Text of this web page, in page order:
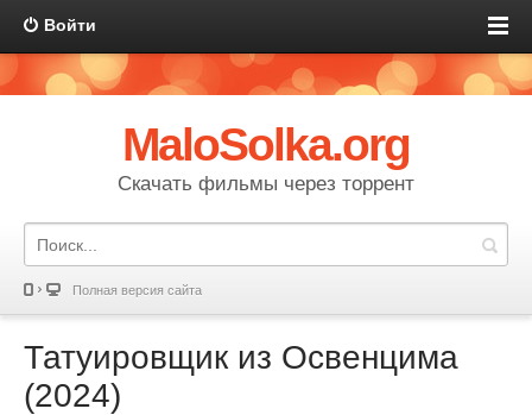
Войти
MaloSolka.org
Скачать фильмы через торрент
Полная версия сайта
Татуировщик из Освенцима
(2024)